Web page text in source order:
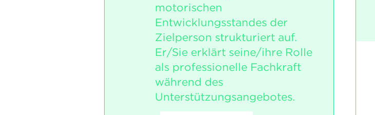
motorischen
Entwicklungsstandes der
Zielperson strukturiert auf.
Er/Sie erklärt seine/ihre Rolle
als professionelle Fachkraft
während des
Unterstützungsangebotes.